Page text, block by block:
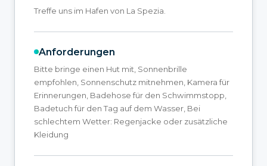
Treffe uns im Hafen von La Spezia.
Anforderungen
Bitte bringe einen Hut mit, Sonnenbrille
empfohlen, Sonnenschutz mitnehmen, Kamera für
Erinnerungen, Badehose für den Schwimmstopp,
Badetuch für den Tag auf dem Wasser, Bei
schlechtem Wetter: Regenjacke oder zusätzliche
Kleidung